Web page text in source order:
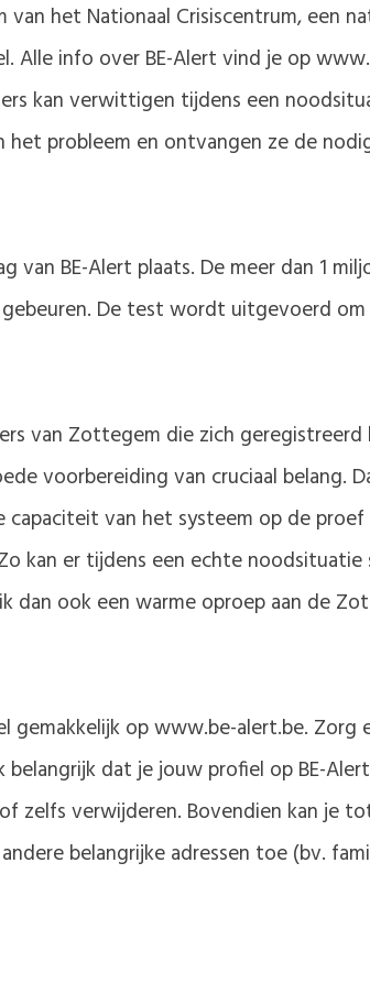
het Nationaal Crisiscentrum, een
Alle info over BE-Alert vind je op
kan verwittigen tijdens een
probleem en ontvangen ze de
BE-Alert plaats. De meer dan 1
De test wordt uitgevoerd
van Zottegem die zich geregistreerd
voorbereiding van cruciaal belang.
van het systeem op de
kan er tijdens een echte
dan ook een warme oproep aan de
gemakkelijk op www.be-alert.be.
dat je jouw profiel op BE-
zelfs verwijderen. Bovendien kan je
belangrijke adressen toe (bv.